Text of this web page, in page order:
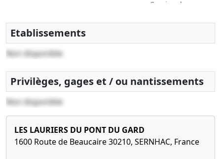
Cession de
Modification
2000
Procès-
verbal
Acte, Acte
Conversion
du capital
Etablissements
Non disponible
Privilèges, gages et / ou nantissements
Non disponible
LES LAURIERS DU PONT DU GARD
1600 Route de Beaucaire 30210, SERNHAC, France